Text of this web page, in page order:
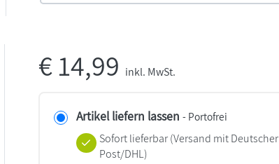
€14,99 inkl. MwSt.
Artikel liefern lassen - Portofrei
Sofort lieferbar(Versand mit Deutscher
Post/DHL)